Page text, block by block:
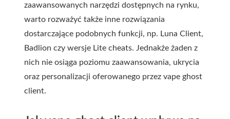
zaawansowanych narzędzi dostępnych na rynku,
warto rozważyć także inne rozwiązania
dostarczające podobnych funkcji, np. Luna Client,
Badlion czy wersje Lite cheats. Jednakże żaden z
nich nie osiąga poziomu zaawansowania, ukrycia
oraz personalizacji oferowanego przez vape ghost
client.